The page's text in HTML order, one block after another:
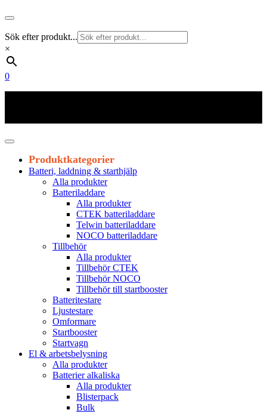
Sök efter produkt...
×
0
Produktkategorier
Batteri, laddning & starthjälp
Alla produkter
Batteriladdare
Alla produkter
CTEK batteriladdare
Telwin batteriladdare
NOCO batteriladdare
Tillbehör
Alla produkter
Tillbehör CTEK
Tillbehör NOCO
Tillbehör till startbooster
Batteritestare
Ljustestare
Omformare
Startbooster
Startvagn
El & arbetsbelysning
Alla produkter
Batterier alkaliska
Alla produkter
Blisterpack
Bulk